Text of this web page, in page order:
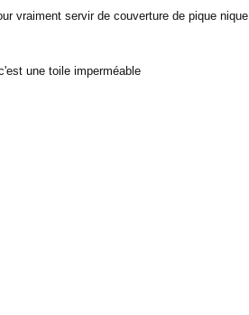
vraiment servir de couverture de pique nique
une toile imperméable